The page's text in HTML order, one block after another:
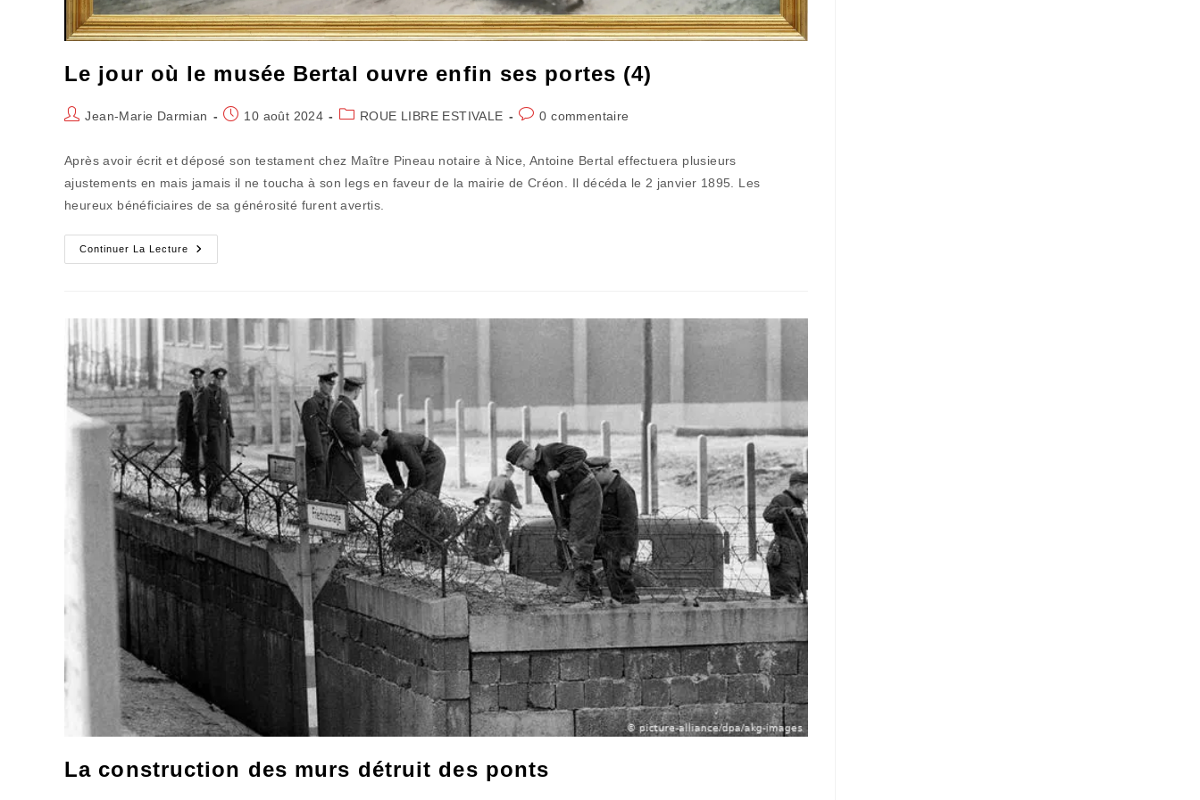
Le jour où le musée Bertal ouvre enfin ses portes (4)
Auteur/autrice
publication :
Jean-Marie Darmian
Publication
10 août 2024
PostROUE LIBRE ESTIVALE
Commentaires
publication :
0 commentaire
Après avoir écrit et déposé son testament chez Maître Pineau notaire à Nice, Antoine Bertal effectuera plusieurs
ajustements en mais jamais il ne toucha à son legs en faveur de la mairie de Créon. Il décéda le 2 janvier 1895. Les
heureux bénéficiaires de sa générosité furent avertis.
Continuer La Lecture
Le
Jour
Ses
Portes
(4)
La construction des murs détruit des ponts